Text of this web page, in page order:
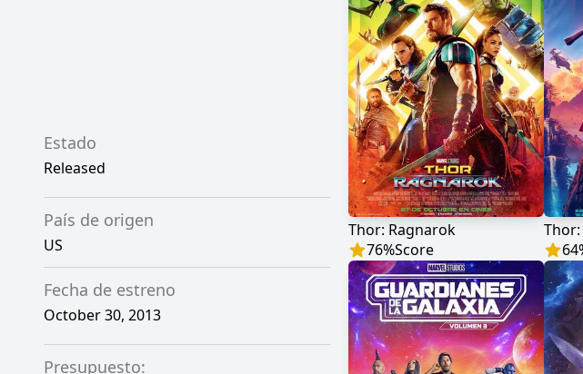
Estado
Released
País de origen
US
Fecha de estreno
October 30, 2013
Presupuesto:
Thor: Ragnarok
76%Score
64